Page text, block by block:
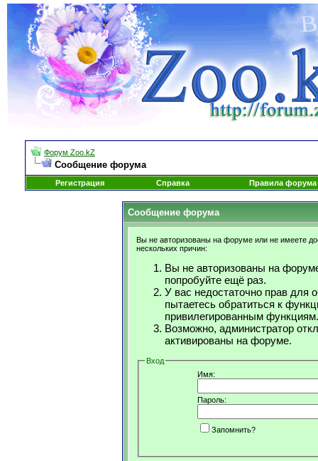
Форум Zoo.kZ
Сообщение форума
Регистрация Справка Правила форума
Сообщение форума
Вы не авторизованы на форуме или не имеете
нескольких причин:
Вы не авторизованы на
попробуйте ещё раз.
У вас недостаточно прав для
пытаетесь обратиться к
привилегированным функциям.
Возможно, администратор
активированы на форуме.
Вход
Имя:
Пароль:
Запомнить?